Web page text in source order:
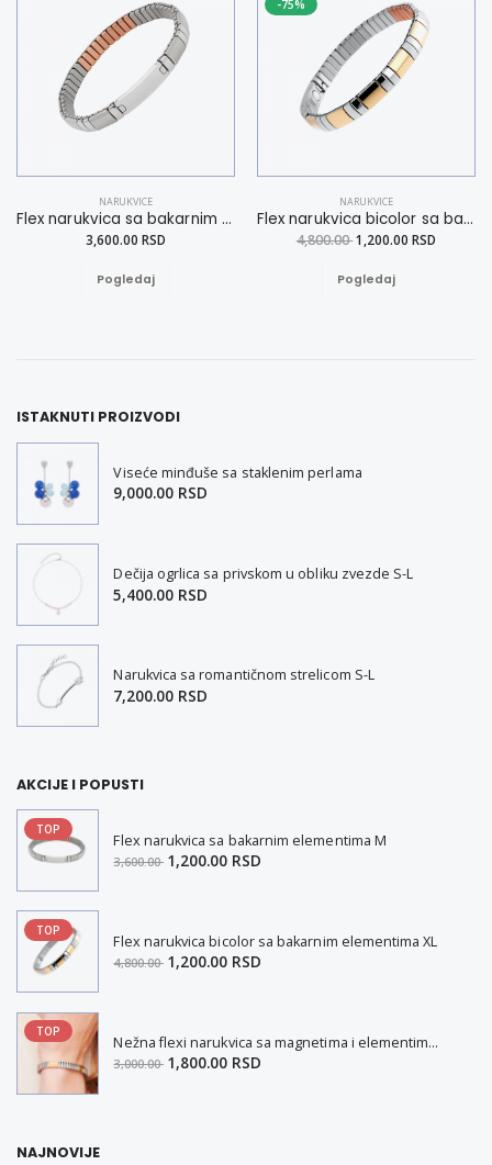
NARUKVICE
Flex narukvica sa bakarnim elementima L
3,600.00 RSD
Pogledaj
-75%
NARUKVICE
Flex narukvica bicolor sa bakarnim elementima XL
4,800.001,200.00 RSD
Pogledaj
ISTAKNUTI PROIZVODI
Viseće minđuše sa staklenim perlama
9,000.00 RSD
Dečija ogrlica sa privskom u obliku zvezde S-L
5,400.00 RSD
Narukvica sa romantičnom strelicom S-L
7,200.00 RSD
AKCIJE I POPUSTI
TOP
Flex narukvica sa bakarnim elementima M
3,600.00 1,200.00 RSD
TOP
Flex narukvica bicolor sa bakarnim elementima XL
4,800.00 1,200.00 RSD
TOP
Nežna flexi narukvica sa magnetima i elementima u boji zlata i bakrom M
3,000.00 1,800.00 RSD
NAJNOVIJE